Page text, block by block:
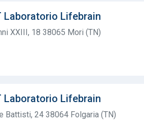
Laboratorio Lifebrain
XXIII, 18 38065 Mori (TN)
Laboratorio Lifebrain
Battisti, 24 38064 Folgaria (TN)